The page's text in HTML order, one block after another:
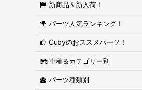
新商品＆新入荷！
パーツ人気ランキング！
Cubyのおススメパーツ！
車種＆カテゴリー別
パーツ種類別